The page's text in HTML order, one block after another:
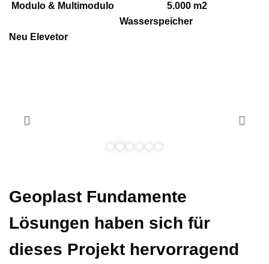
Modulo & Multimodulo 5.000 m2
Wasserspeicher
Neu Elevetor
Geoplast Fundamente
Lösungen haben sich für
dieses Projekt hervorragend